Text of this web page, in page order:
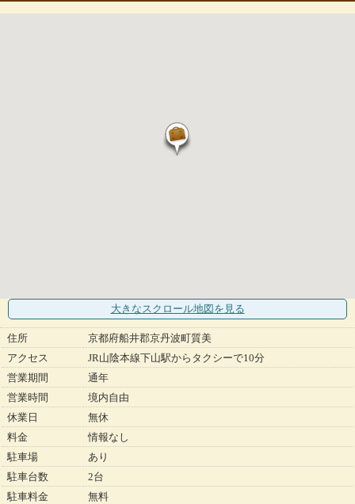
大きなスクロール地図 を見る
住所
京都府船井郡京丹波町質美
アクセス
JR山陰本線下山駅からタクシーで10分
営業期間
通年
営業時間
境内自由
休業日
無休
料金
情報なし
駐車場
あり
駐車台数
2台
駐車料金
無料